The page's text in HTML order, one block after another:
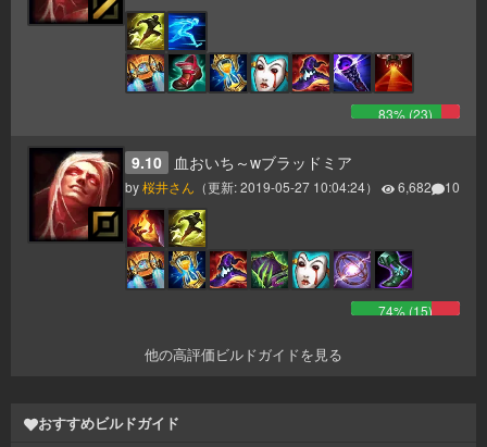
83% (23)
9.10 血おいち～wブラッドミア
by桜井さん （更新:2019-05-27 10:04:24） 6,682 10
74% (15)
他の高評価ビルドガイドを見る
おすすめビルドガイド